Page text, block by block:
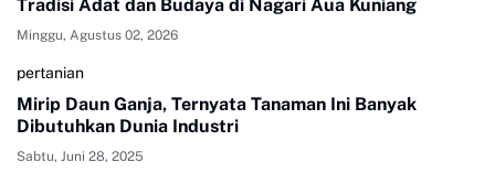
Tradisi Adat dan Budaya di Nagari Aua Kuniang
Minggu, Agustus 02, 2026
pertanian
Mirip Daun Ganja, Ternyata Tanaman Ini Banyak
Dibutuhkan Dunia Industri
Sabtu, Juni 28, 2025